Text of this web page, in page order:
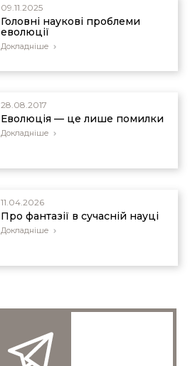
09.11.2025
Головні наукові проблеми
еволюції
Докладніше
28.08.2017
Еволюція — це лише помилки
Докладніше
11.04.2026
Про фантазії в сучасній науці
Докладніше